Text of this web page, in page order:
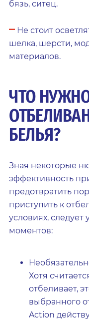
бязь, ситец.
– Не стоит
шелка, шерсти,
материалов.
ЧТО
БЕЛЬЯ?
Зная некоторые
эффективность
предотвратить
приступить к
условиях, следует
моментов:
Хотя
отбеливает,
выбранного
Action